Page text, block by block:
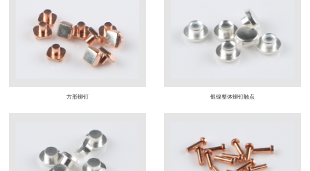
方形铆钉 银镍整体铆钉触点